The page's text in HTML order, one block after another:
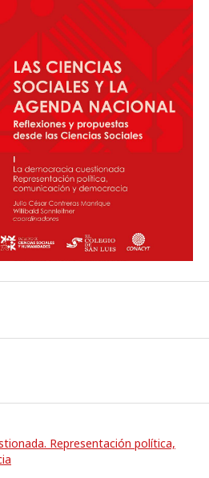
Representación política,